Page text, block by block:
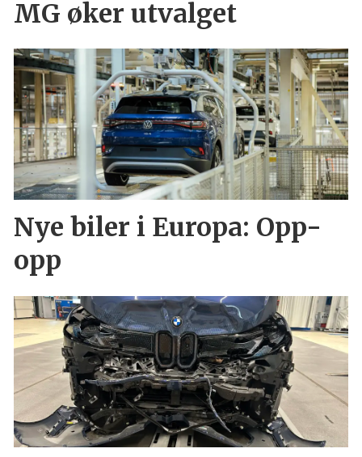
MG øker utvalget
Nye biler i Europa: Opp-
opp